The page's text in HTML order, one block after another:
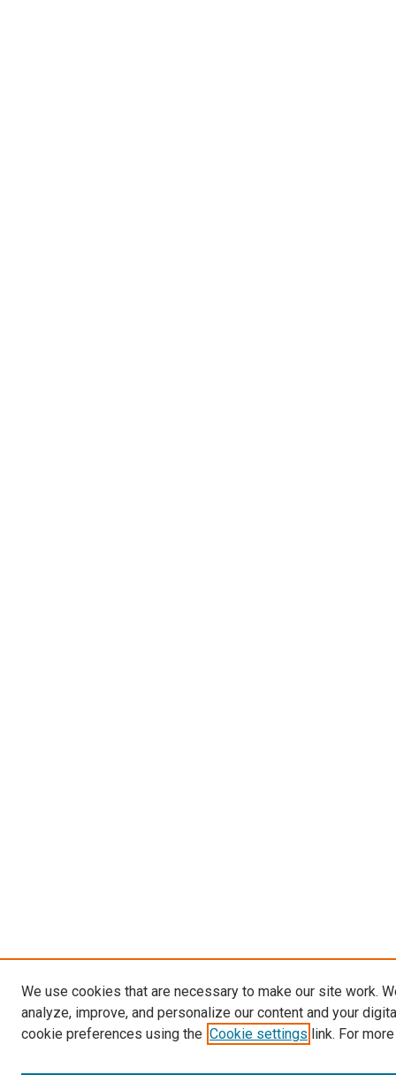
We use cookies that are necessary to make our site work.
analyze, improve, and personalize our content and your
cookie preferences using the Cookie settings link. For